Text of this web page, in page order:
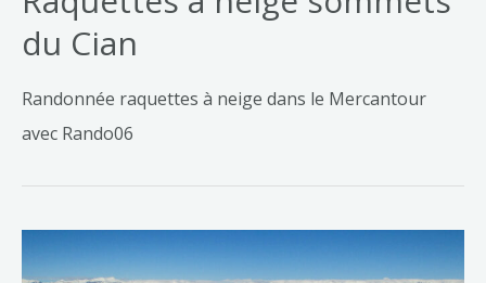
du Cian
Randonnée raquettes à neige dans le Mercantour
avec Rando06